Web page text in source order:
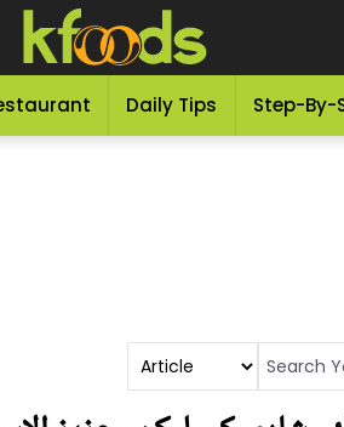
Daily Tips Step-By-